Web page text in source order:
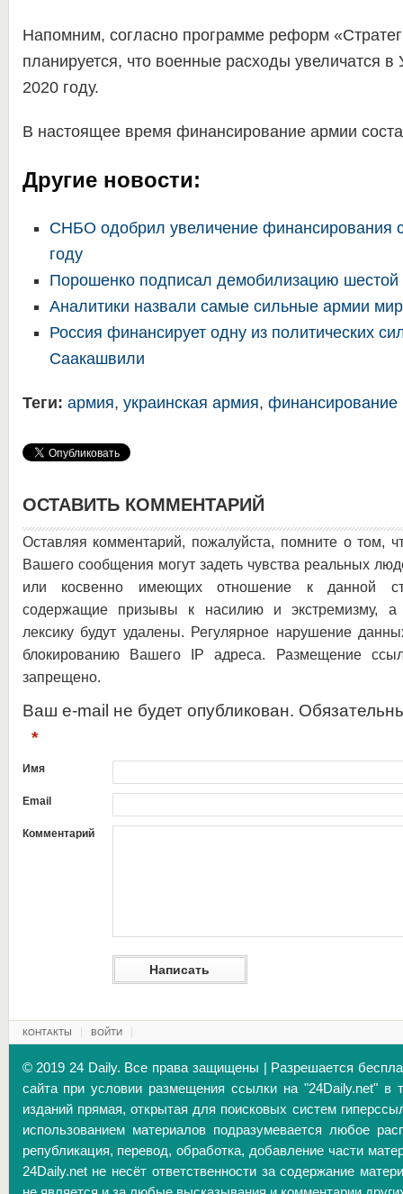
Напомним, согласно программе реформ
планируется, что военные расходы увеличатся
2020 году.
В настоящее время финансирование армии
Другие новости:
СНБО одобрил увеличение финансирования
году
Порошенко подписал демобилизацию
Аналитики назвали самые сильные армии
Россия финансирует одну из политических
Саакашвили
Теги: армия, украинская армия, финансирование
ОСТАВИТЬ КОММЕНТАРИЙ
Оставляя комментарий, пожалуйста, помните о том,
Вашего сообщения могут задеть чувства реальных
или косвенно имеющих отношение к данной
содержащие призывы к насилию и экстремизму, а
лексику будут удалены. Регулярное нарушение
блокированию Вашего IP адреса. Размещение
запрещено.
Ваш e-mail не будет опубликован.
*
Имя
Email
Комментарий
КОНТАКТЫ ВОЙТИ
© 2019 24 Daily. Все права защищены | Разрешается
сайта при условии размещения ссылки на "24Daily.net" в
изданий прямая, открытая для поисковых систем
использованием материалов подразумевается любое
републикация, перевод, обработка, добавление части
24Daily.net не несёт ответственности за содержание